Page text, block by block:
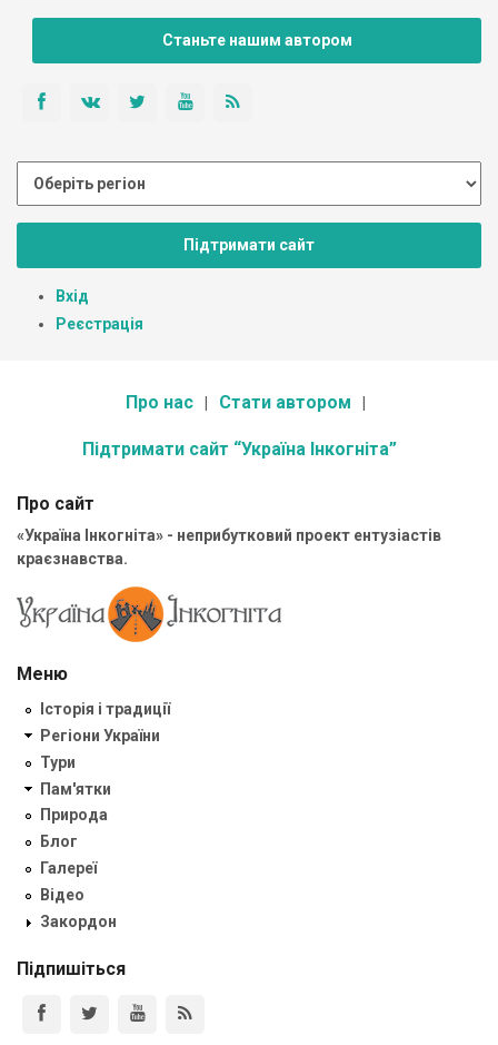
Станьте нашим автором
Підтримати сайт
Вхід
Реєстрація
Про нас Стати автором
Підтримати сайт “Україна Інкогніта”
Про сайт
«Україна Інкогніта» - неприбутковий проект ентузіастів
краєзнавства.
Меню
Історія і традиції
Регіони України
Тури
Пам'ятки
Природа
Блог
Галереї
Відео
Закордон
Підпишіться